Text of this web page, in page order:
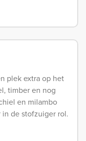
plek extra op het
timber en nog
en milambo
de stofzuiger rol.